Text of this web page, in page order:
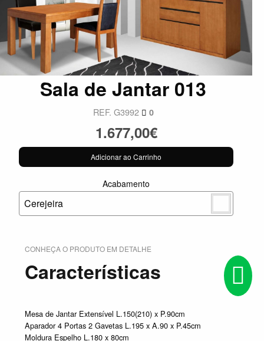
Sala de Jantar 013
REF. G3992 0
1.677,00€
Adicionar ao Carrinho
Acabamento
Cerejeira
CONHEÇA O PRODUTO EM DETALHE
Características
Mesa de Jantar Extensível L.150(210) x P.90cm
Aparador 4 Portas 2 Gavetas L.195 x A.90 x P.45cm
Moldura Espelho L.180 x 80cm